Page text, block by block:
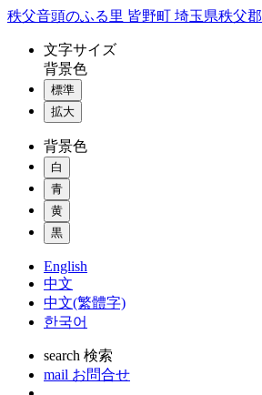
コ
秩父音頭のふる里 皆野町 埼玉県秩父
文字サイズ
背景色
標準
拡大
背景色
白
青
黄
黒
English
中文
中文(繁體字)
한국어
search 検索
mail お問合せ